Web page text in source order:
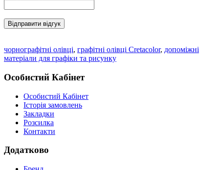
Відправити відгук
чорнографітні олівці, графітні олівці Cretacolor, допоміжні
матеріали для графіки та рисунку
Особистий Кабінет
Особистий Кабінет
Історія замовлень
Закладки
Розсилка
Контакти
Додатково